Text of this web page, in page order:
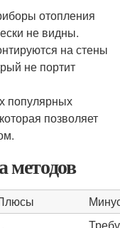
отопления
не видны.
на стены
не портит
популярных
позволяет
методов